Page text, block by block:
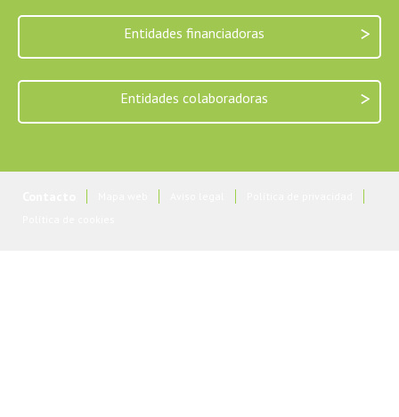
Entidades financiadoras >
Entidades colaboradoras >